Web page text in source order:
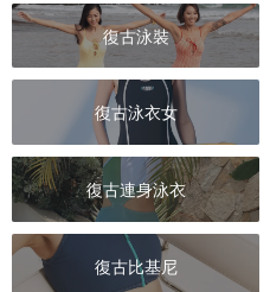
復古泳裝
復古泳衣女
復古連身泳衣
復古比基尼